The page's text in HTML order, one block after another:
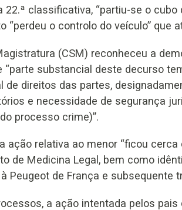
22.ª classificativa, “partiu-se o
“perdeu o controlo do veículo” que
(CSM) reconheceu a
“parte substancial deste decurso
de direitos das partes,
e necessidade de segurança
processo crime)”.
ação relativa ao menor “ficou
de Medicina Legal, bem como
Peugeot de França e subsequente
a ação intentada pelos